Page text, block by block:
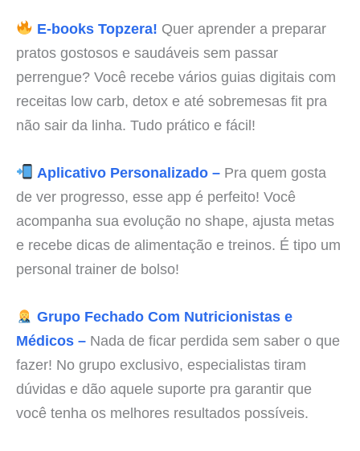
E-books Topzera! Quer aprender a preparar
pratos gostosos e saudáveis sem passar
perrengue? Você recebe vários guias digitais com
receitas low carb, detox e até sobremesas fit pra
não sair da linha. Tudo prático e fácil!
Aplicativo Personalizado –Pra quem gosta
de ver progresso, esse app é perfeito! Você
acompanha sua evolução no shape, ajusta metas
e recebe dicas de alimentação e treinos. É tipo um
personal trainer de bolso!
Grupo Fechado Com Nutricionistas e
Médicos – Nada de ficar perdida sem saber o que
fazer! No grupo exclusivo, especialistas tiram
dúvidas e dão aquele suporte pra garantir que
você tenha os melhores resultados possíveis.